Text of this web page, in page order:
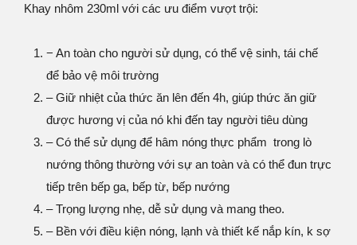
Khay nhôm 230ml với các ưu điểm vượt trội:
− An toàn cho người sử dụng, có thể vệ sinh, tái chế
để bảo vệ môi trường
– Giữ nhiệt của thức ăn lên đến 4h, giúp thức ăn giữ
được hương vị của nó khi đến tay người tiêu dùng
– Có thể sử dụng để hâm nóng thực phẩm trong lò
nướng thông thường với sự an toàn và có thể đun trực
tiếp trên bếp ga, bếp từ, bếp nướng
– Trọng lượng nhẹ, dễ sử dụng và mang theo.
– Bền với điều kiện nóng, lạnh và thiết kế nắp kín, k sợ